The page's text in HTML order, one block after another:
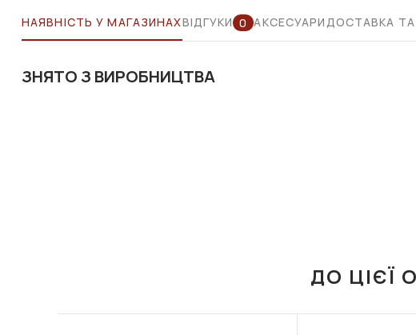
НАЯВНІСТЬ У МАГАЗИНАХВІДГУКИ 0 АКСЕСУАРИДОСТАВКА
ЗНЯТО З ВИРОБНИЦТВА
ДО ЦІЄЇ